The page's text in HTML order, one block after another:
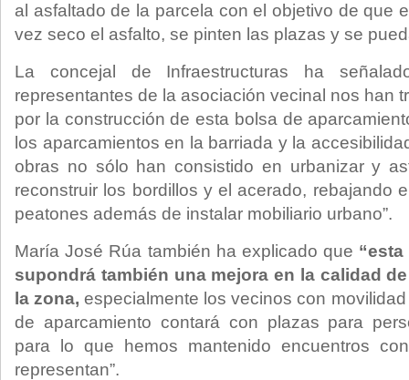
al asfaltado de la parcela con el objetivo de que
vez seco el asfalto, se pinten las plazas y se
La concejal de Infraestructuras ha
representantes de la asociación vecinal nos han
por la construcción de esta bolsa de
los aparcamientos en la barriada y la
obras no sólo han consistido en urbanizar y
reconstruir los bordillos y el acerado, rebajando
peatones además de instalar mobiliario urbano”.
María José Rúa también ha explicado que
supondrá también una mejora en la calidad
la zona, especialmente los vecinos con
de aparcamiento contará con plazas para
para lo que hemos mantenido encuentros
representan”.